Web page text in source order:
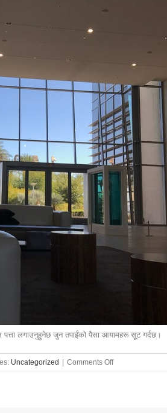
पत्ता लगाउनुहुनेछ जुन तपाईंको पैसा आयामहरू सूट गर्दछ।
Uncategorized Comments Offon
1xetbete-